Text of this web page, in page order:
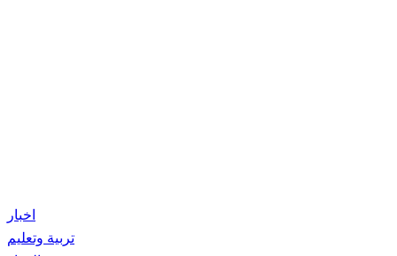
اخبار
تربية وتعليم